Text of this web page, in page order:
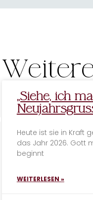
„Siehe, ich
Heute ist sie in Kraft
das Jahr 2026. Gott
beginnt
WEITERLESEN »